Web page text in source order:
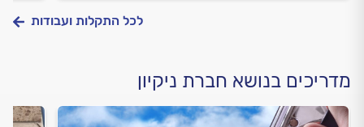
לכל התקלות ועבודות
מדריכים בנושא חברת ניקיון